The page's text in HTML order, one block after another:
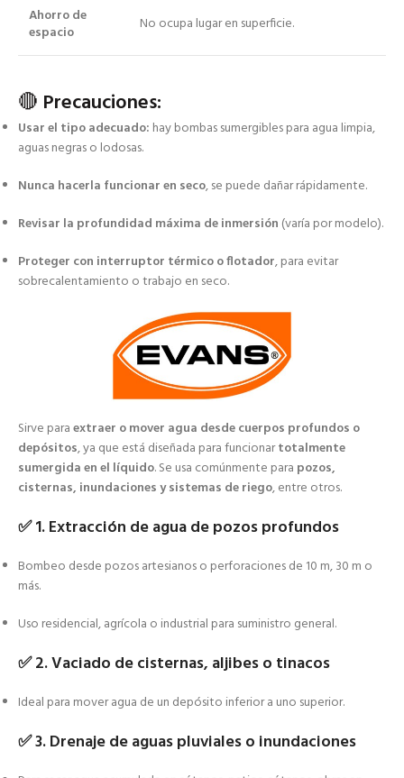
Ahorro de
espacio
No ocupa lugar en superficie.
🔴 Precauciones:
Usar el tipo adecuado: hay bombas sumergibles para agua limpia,
aguas negras o lodosas.
Nunca hacerla funcionar en seco, se puede dañar rápidamente.
Revisar la profundidad máxima de inmersión (varía por modelo).
Proteger con interruptor térmico o flotador, para evitar
sobrecalentamiento o trabajo en seco.
Sirve paraextraer o mover agua desde cuerpos profundos o
depósitos, ya que está diseñada para funcionartotalmente
sumergida en el líquido. Se usa comúnmente para pozos,
cisternas, inundaciones y sistemas de riego, entre otros.
✅1. Extracción de agua de pozos profundos
Bombeo desde pozos artesianos o perforaciones de 10 m, 30 m o
más.
Uso residencial, agrícola o industrial para suministro general.
✅2. Vaciado de cisternas, aljibes o tinacos
Ideal para mover agua de un depósito inferior a uno superior.
✅3. Drenaje de aguas pluviales o inundaciones